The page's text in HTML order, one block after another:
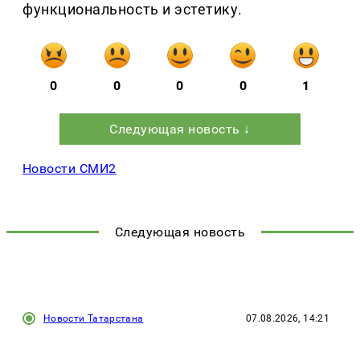
функциональность и эстетику.
0 0 0 0 1
Следующая новость ↓
Новости СМИ2
Следующая новость
Новости Татарстана 07.08.2026, 14:21